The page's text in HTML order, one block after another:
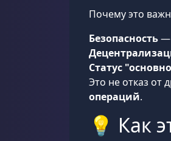
Почему это
Безопасность—
Статус
Это не отказ от
операций.
💡 Как